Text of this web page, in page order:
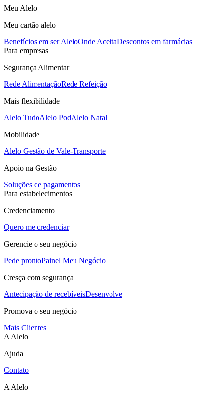
Meu Alelo
Meu cartão alelo
Benefícios em ser AleloOnde AceitaDescontos em farmácias
Para empresas
Segurança Alimentar
Rede AlimentaçãoRede Refeição
Mais flexibilidade
Alelo TudoAlelo PodAlelo Natal
Mobilidade
Alelo Gestão de Vale-Transporte
Apoio na Gestão
Soluções de pagamentos
Para estabelecimentos
Credenciamento
Quero me credenciar
Gerencie o seu negócio
Pede prontoPainel Meu Negócio
Cresça com segurança
Antecipação de recebíveisDesenvolve
Promova o seu negócio
Mais Clientes
A Alelo
Ajuda
Contato
A Alelo